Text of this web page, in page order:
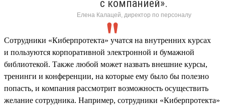
с компанией».
Елена Калацей, директор по персоналу
Сотрудники «Киберпротекта» учатся на внутренних курсах
и пользуются корпоративной электронной и бумажной
библиотекой. Также любой может назвать внешние курсы,
тренинги и конференции, на которые ему было бы полезно
попасть, и компания рассмотрит возможность осуществить
желание сотрудника. Например, сотрудники «Киберпротекта»